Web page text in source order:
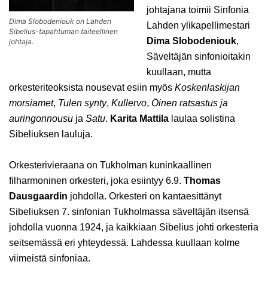
Dima Slobodeniouk on Lahden
Sibelius-tapahtuman taiteellinen
johtaja.
johtajana toimii Sinfonia
Lahden ylikapellimestari
Dima Slobodeniouk,
Säveltäjän sinfonioitakin
kuullaan, mutta
orkesteriteoksista nousevat esiin myös Koskenlaskijan
morsiamet, Tulen synty, Kullervo, Öinen ratsastus ja
auringonnousu ja Satu. Karita Mattila laulaa solistina
Sibeliuksen lauluja.
Orkesterivieraana on Tukholman kuninkaallinen
filharmoninen orkesteri, joka esiintyy 6.9. Thomas
Dausgaardin johdolla. Orkesteri on kantaesittänyt
Sibeliuksen 7. sinfonian Tukholmassa säveltäjän itsensä
johdolla vuonna 1924, ja kaikkiaan Sibelius johti orkesteria
seitsemässä eri yhteydessä. Lahdessa kuullaan kolme
viimeistä sinfoniaa.